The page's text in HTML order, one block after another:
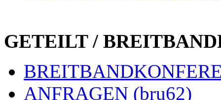
GETEILT /
ANFRAGEN (bru62)